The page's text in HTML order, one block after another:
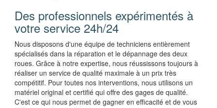
Des professionnels expérimentés à
votre service 24h/24
Nous disposons d'une équipe de techniciens entièrement
spécialisés dans la réparation et le dépannage des deux
roues. Grâce à notre expertise, nous réussissons toujours à
réaliser un service de qualité maximale à un prix très
compétitif. Pour toutes nos interventions, nous utilisons un
matériel original et certifié qui offre des gages de qualité.
C'est ce qui nous permet de gagner en efficacité et de vous